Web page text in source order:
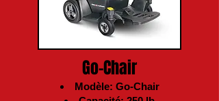
Go-Chair
Modèle: Go-Chair